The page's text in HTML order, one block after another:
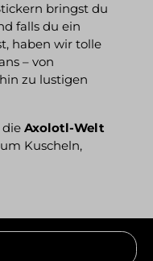
bringst du
falls du ein
haben wir tolle
– von
zu lustigen
die Axolotl-Welt
Kuscheln,